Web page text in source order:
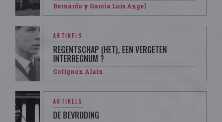
Bernardo y Garcia Luis Angel
ARTIKELS
REGENTSCHAP (HET), EEN VERGETEN
INTERREGNUM ?
Colignon Alain
ARTIKELS
DE BEVRIJDING